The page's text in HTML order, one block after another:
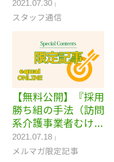
2021.07.30
スタッフ通信
【無料公開】『採用
勝ち組の手法（訪問
系介護事業者むけ...
2021.07.18
メルマガ限定記事